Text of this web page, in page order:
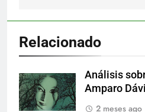
Relacionado
Análisis
Amparo
2 meses ago